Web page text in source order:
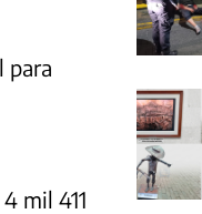
para
mil 411